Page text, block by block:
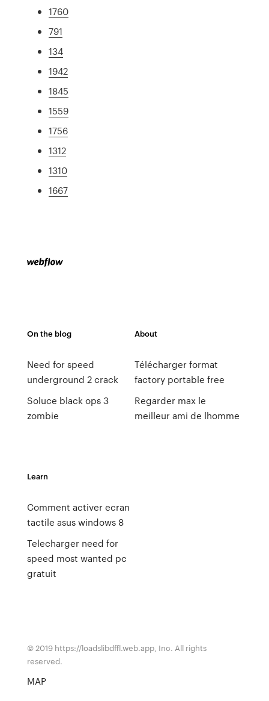
1760
791
134
1942
1845
1559
1756
1312
1310
1667
On the blog
Need for speed
underground 2 crack
Soluce black ops 3
zombie
About
Télécharger format
factory portable free
Regarder max le
meilleur ami de lhomme
Learn
Comment activer ecran
tactile asus windows 8
Telecharger need for
speed most wanted pc
gratuit
© 2019 https://loadslibdffl.web.app, Inc. All rights
reserved.
MAP